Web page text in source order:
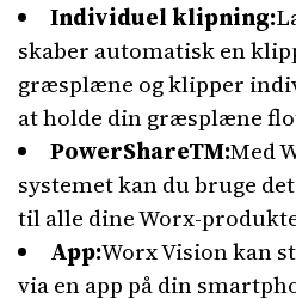
Individuel klipning:
skaber automatisk en
græsplæne og klipper
at holde din græsplæne
PowerShareTM:Med
systemet kan du bruge
til alle dine Worx-
App:Worx Vision kan
via en app på din